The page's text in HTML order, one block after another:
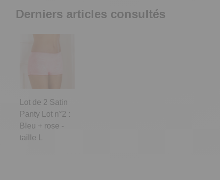
Derniers articles consultés
Lot de 2 Satin
Panty Lot n°2 :
Bleu + rose -
taille L